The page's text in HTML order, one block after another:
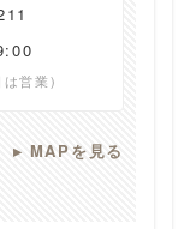
営業)
▸ MAPを見る